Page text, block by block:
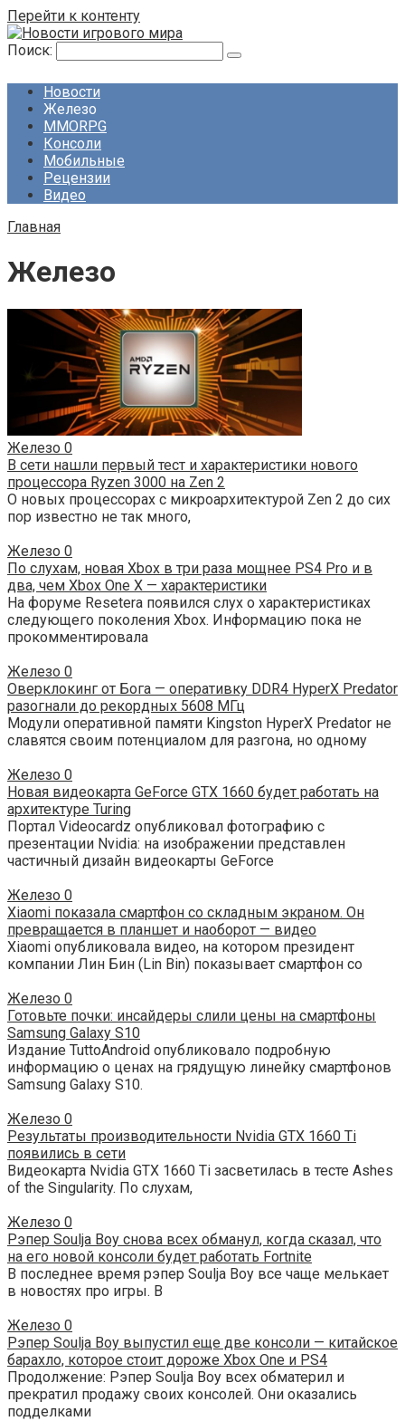
Перейти к контенту
Поиск:
Новости
Железо
MMORPG
Консоли
Мобильные
Рецензии
Видео
Главная
Железо
Железо 0
В сети нашли первый тест и характеристики нового
процессора Ryzen 3000 на Zen 2
О новых процессорах с микроархитектурой Zen 2 до сих
пор известно не так много,
Железо 0
По слухам, новая Xbox в три раза мощнее PS4 Pro и в
два, чем Xbox One X — характеристики
На форуме Resetera появился слух о характеристиках
следующего поколения Xbox. Информацию пока не
прокомментировала
Железо 0
Оверклокинг от Бога — оперативку DDR4 HyperX Predator
разогнали до рекордных 5608 МГц
Модули оперативной памяти Kingston HyperX Predator не
славятся своим потенциалом для разгона, но одному
Железо 0
Новая видеокарта GeForce GTX 1660 будет работать на
архитектуре Turing
Портал Videocardz опубликовал фотографию c
презентации Nvidia: на изображении представлен
частичный дизайн видеокарты GeForce
Железо 0
Xiaomi показала смартфон со складным экраном. Он
превращается в планшет и наоборот — видео
Xiaomi опубликовала видео, на котором президент
компании Лин Бин (Lin Bin) показывает смартфон со
Железо 0
Готовьте почки: инсайдеры слили цены на смартфоны
Samsung Galaxy S10
Издание TuttoAndroid опубликовало подробную
информацию о ценах на грядущую линейку смартфонов
Samsung Galaxy S10.
Железо 0
Результаты производительности Nvidia GTX 1660 Ti
появились в сети
Видеокарта Nvidia GTX 1660 Ti засветилась в тесте Ashes
of the Singularity. По слухам,
Железо 0
Рэпер Soulja Boy снова всех обманул, когда сказал, что
на его новой консоли будет работать Fortnite
В последнее время рэпер Soulja Boy все чаще мелькает
в новостях про игры. В
Железо 0
Рэпер Soulja Boy выпустил еще две консоли — китайское
барахло, которое стоит дороже Xbox One и PS4
Продолжение: Рэпер Soulja Boy всех обматерил и
прекратил продажу своих консолей. Они оказались
подделками